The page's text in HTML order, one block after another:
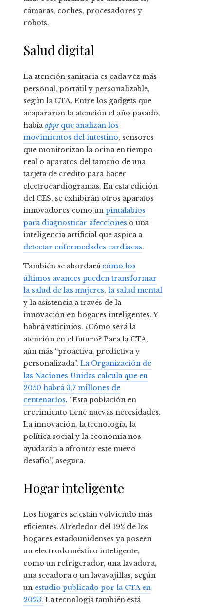
cámaras, coches, procesadores y
robots.
Salud digital
La atención sanitaria es cada vez más
personal, portátil y personalizable,
según la CTA. Entre los gadgets que
acapararon la atención el año pasado,
habíaapps que analizan los
movimientos del intestino, sensores
que monitorizan la orina en tiempo
real o aparatos del tamaño de una
tarjeta de crédito para hacer
electrocardiogramas. En esta edición
del CES, se exhibirán otros aparatos
innovadores como un pintalabios
para diagnosticar afecciones o una
inteligencia artificial que aspira a
detectar enfermedades cardiacas.
También se abordará cómo los
últimos avances pueden transformar
la salud de las mujeres, la salud mental
y la asistencia a través de la
innovación en hogares inteligentes. Y
habrá vaticinios. ¿Cómo será la
atención en el futuro? Para la CTA,
aún más “proactiva, predictiva y
personalizada”. La Organización de
las Naciones Unidas calcula que en
2050 habrá 3,7 millones de
centenarios. “Esta población en
crecimiento tiene nuevas necesidades.
La innovación, la tecnología, la
política social y la economía nos
ayudarán a afrontar este nuevo
desafío”, asegura.
Hogar inteligente
Los hogares se están volviendo más
eficientes. Alrededor del 19% de los
hogares estadounidenses ya poseen
un electrodoméstico inteligente,
como un refrigerador, una lavadora,
una secadora o un lavavajillas, según
un estudio publicado por la CTA en
2023. La tecnología también está